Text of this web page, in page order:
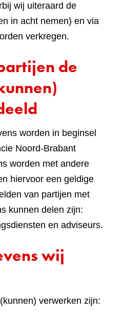
wij uiteraard de
in acht nemen) en via
verkregen.
de
worden in beginsel
Noord-Brabant
worden met andere
hiervoor een geldige
van partijen met
kunnen delen zijn:
en adviseurs.
wij
verwerken zijn: